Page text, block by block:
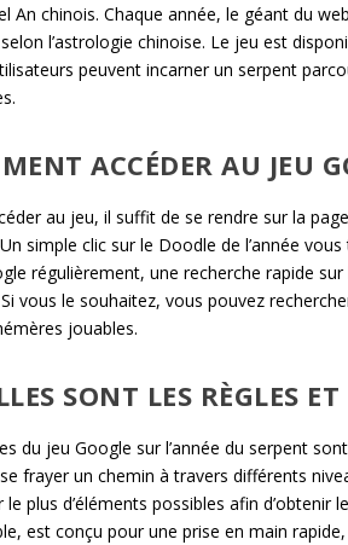
An chinois. Chaque année, le géant du
l’astrologie chinoise. Le jeu est
peuvent incarner un serpent
ACCÉDER AU JEU
au jeu, il suffit de se rendre sur la
simple clic sur le Doodle de l’année
régulièrement, une recherche rapide
vous le souhaitez, vous pouvez
jouables.
SONT LES RÈGLES
du jeu Google sur l’année du serpent
frayer un chemin à travers différents
le plus d’éléments possibles afin
est conçu pour une prise en main